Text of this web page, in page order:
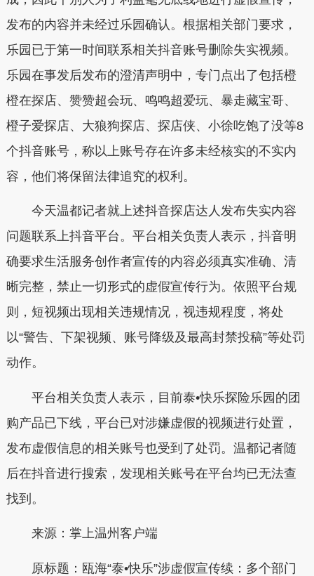
发布的内容并未经过乐园确认。根据相关部门要求，
乐园已于第一时间联系相关抖音账号删除失实视频。
乐园在事发后发布的澄清声明中，专门点出了包括橙
橙在探店、赞赞超会玩、鸣鸣超爱玩、暴走藏宝哥、
橙子爱探店、大狼狗探店、探店侠、小徐吃饱了没等8
个抖音账号，称以上账号存在许多未经核实的不实内
容，他们将保留法律追究的权利。
今天温都记者就上述抖音探店达人发布失实内容
问题联系上抖音平台。平台相关负责人表示，抖音明
确要求生活服务创作者宣传的内容必须真实准确、清
晰完整，禁止一切形式的虚假宣传行为。依照平台规
则，短视频出现相关违规情况，视违规程度，将处
以“警告、下架视频、账号降级及最高封禁投稿”等处罚
动作。
平台相关负责人表示，目前泰•快乐探险乐园的团
购产品已下线，平台已对涉嫌虚假的视频进行处置，
发布虚假信息的相关账号也受到了处罚。温都记者随
后在抖音进行搜索，发现相关账号在平台均已无法查
找到。
来源：掌上温州客户端
原标题：瓯海“泰•快乐”涉虚假宣传续：多个部门